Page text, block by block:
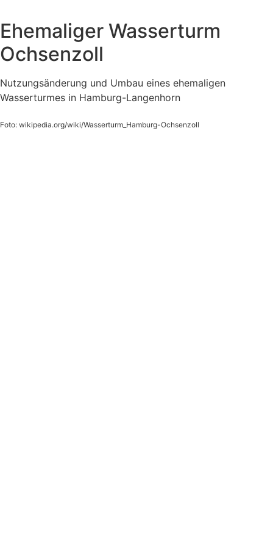
Ehemaliger Wasserturm
Ochsenzoll
Nutzungsänderung und Umbau eines ehemaligen
Wasserturmes in Hamburg-Langenhorn
Foto: wikipedia.org/wiki/Wasserturm_Hamburg-Ochsenzoll